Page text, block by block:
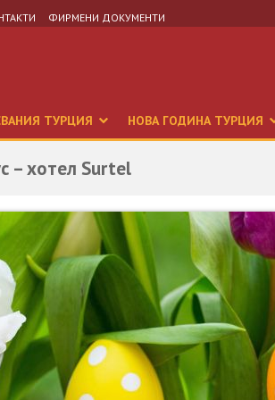
ФИРМЕНИ ДОКУМЕНТИ
ТУРЦИЯ НОВА ГОДИНА ТУРЦИЯ
– хотел Surtel